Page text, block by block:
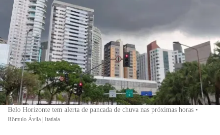
Belo Horizonte tem alerta de pancada de chuva nas próximas horas •
Rômulo Ávila | Itatiaia